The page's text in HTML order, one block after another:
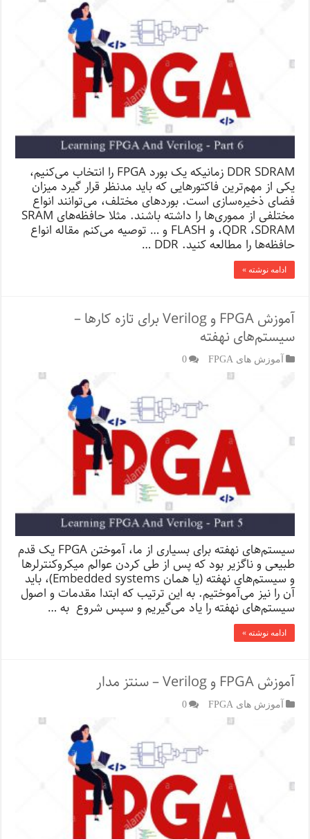
DDR SDRAM زمانیکه یک بورد FPGA را انتخاب می‌کنیم،
یکی از مهم‌ترین فاکتورهایی که باید مدنظر قرار گیرد میزان
فضای ذخیره‌سازی است. بوردهای مختلف، می‌توانند انواع
مختلفی از مموری‌ها را داشته باشند. مثلا حافظه‌های SRAM
،QDR ،SDRAM و FLASH و … توصیه می‌کنم مقاله انواع
حافظه‌ها را مطالعه کنید. DDR …
ادامه نوشته »
آموزش FPGA و Verilog برای تازه کارها –
سیستم‌‌های نهفته
آموزش های FPGA 0
سیستم‌‌های نهفته برای بسیاری از ما، آموختن FPGA یک قدم
طبیعی و ناگزیر بود که پس از طی کردن عوالم میکروکنترلرها
و سیستم‌های نهفته (یا همان Embedded systems)، باید
آن را نیز می‌آموختیم. به این ترتیب که ابتدا مقدمات و اصول
سیستم‌های نهفته را یاد می‌گیریم و سپس شروع به …
ادامه نوشته »
آموزش FPGA و Verilog – سنتز مدار
آموزش های FPGA 0